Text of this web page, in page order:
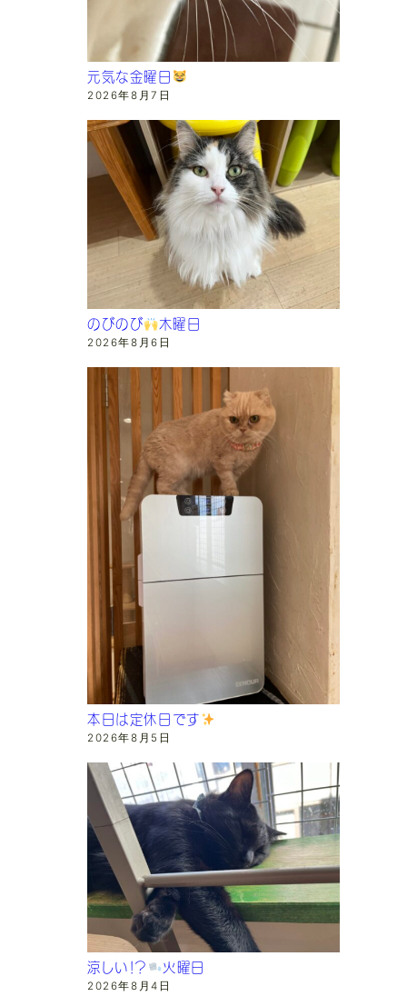
元気な金曜日
2026年8月7日
のびのび 木曜日
2026年8月6日
本日は定休日です
2026年8月5日
涼しい！？ 火曜日
2026年8月4日